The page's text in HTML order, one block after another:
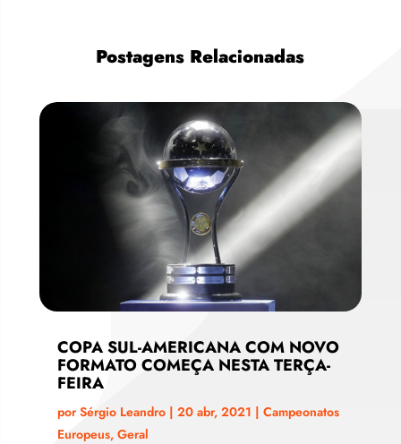
Postagens Relacionadas
COPA SUL-AMERICANA COM NOVO
FORMATO COMEÇA NESTA TERÇA-
FEIRA
porSérgio Leandro| 20 abr, 2021 | Campeonatos
Europeus, Geral